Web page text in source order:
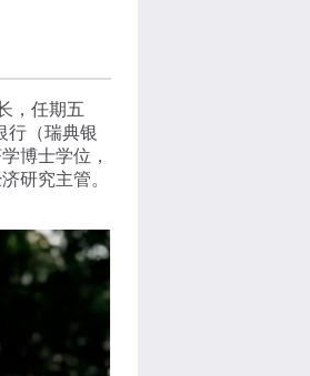
，任期五
行（瑞典银
博士学位，
研究主管。